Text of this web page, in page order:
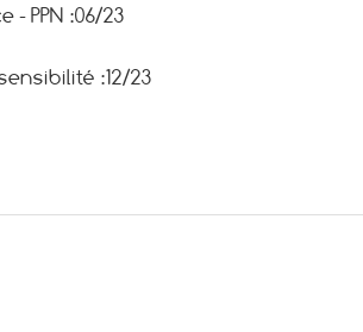
- PPN :06/23
:12/23